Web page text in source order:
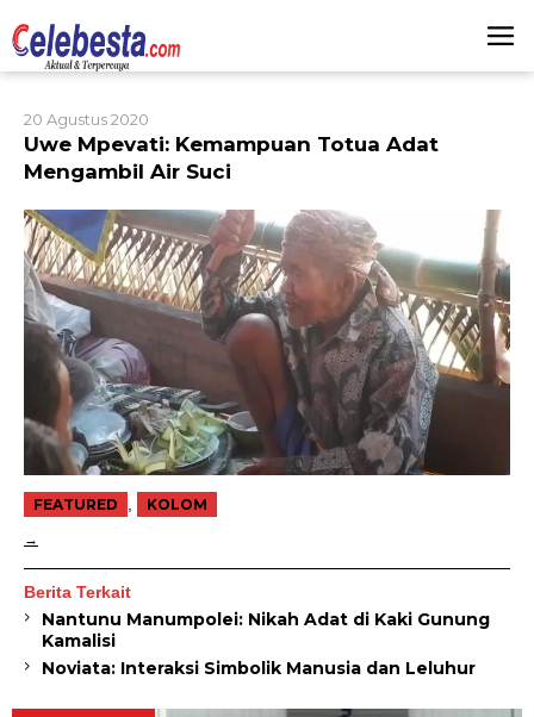
ke
konten
20 Agustus 2020
Uwe Mpevati: Kemampuan Totua Adat
Mengambil Air Suci
FEATURED KOLOM
Berita Terkait
Nantunu Manumpolei: Nikah Adat di Kaki Gunung
Kamalisi
Noviata: Interaksi Simbolik Manusia dan Leluhur